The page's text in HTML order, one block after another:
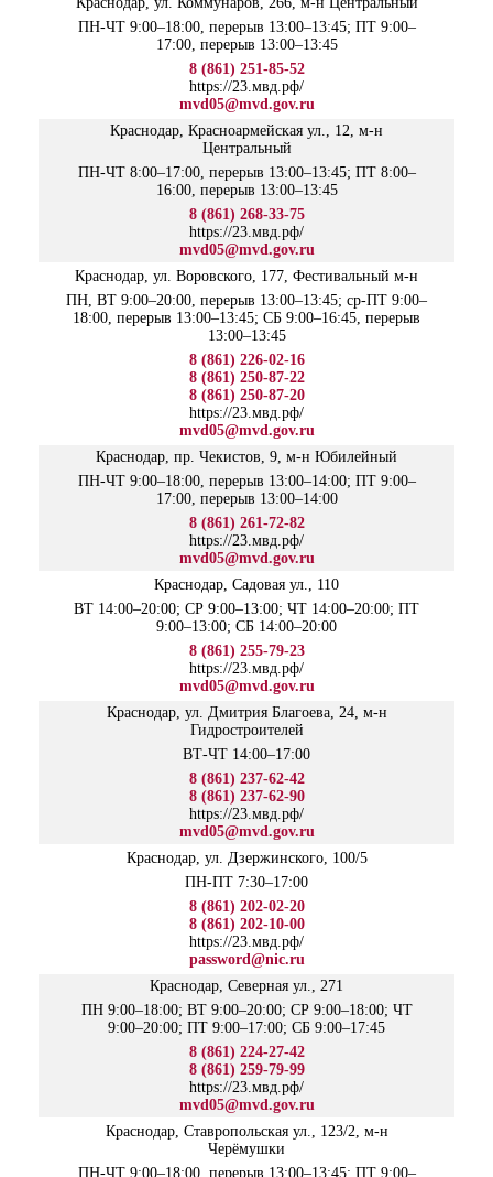
ПН-ЧТ 9:00–18:00, перерыв 13:00–13:45; ПТ 9:00–
17:00, перерыв 13:00–13:45
8 (861) 251-85-52
https://23.мвд.рф/
mvd05@mvd.gov.ru
Краснодар, Красноармейская ул., 12, м-н
Центральный
ПН-ЧТ 8:00–17:00, перерыв 13:00–13:45; ПТ 8:00–
16:00, перерыв 13:00–13:45
8 (861) 268-33-75
https://23.мвд.рф/
mvd05@mvd.gov.ru
Краснодар, ул. Воровского, 177, Фестивальный м-н
ПН, ВТ 9:00–20:00, перерыв 13:00–13:45; ср-ПТ 9:00–
18:00, перерыв 13:00–13:45; СБ 9:00–16:45, перерыв
13:00–13:45
8 (861) 226-02-16
8 (861) 250-87-22
8 (861) 250-87-20
https://23.мвд.рф/
mvd05@mvd.gov.ru
Краснодар, пр. Чекистов, 9, м-н Юбилейный
ПН-ЧТ 9:00–18:00, перерыв 13:00–14:00; ПТ 9:00–
17:00, перерыв 13:00–14:00
8 (861) 261-72-82
https://23.мвд.рф/
mvd05@mvd.gov.ru
Краснодар, Садовая ул., 110
ВТ 14:00–20:00; СР 9:00–13:00; ЧТ 14:00–20:00; ПТ
9:00–13:00; СБ 14:00–20:00
8 (861) 255-79-23
https://23.мвд.рф/
mvd05@mvd.gov.ru
Краснодар, ул. Дмитрия Благоева, 24, м-н
Гидростроителей
ВТ-ЧТ 14:00–17:00
8 (861) 237-62-42
8 (861) 237-62-90
https://23.мвд.рф/
mvd05@mvd.gov.ru
Краснодар, ул. Дзержинского, 100/5
ПН-ПТ 7:30–17:00
8 (861) 202-02-20
8 (861) 202-10-00
https://23.мвд.рф/
password@nic.ru
Краснодар, Северная ул., 271
ПН 9:00–18:00; ВТ 9:00–20:00; СР 9:00–18:00; ЧТ
9:00–20:00; ПТ 9:00–17:00; СБ 9:00–17:45
8 (861) 224-27-42
8 (861) 259-79-99
https://23.мвд.рф/
mvd05@mvd.gov.ru
Краснодар, Ставропольская ул., 123/2, м-н
Черёмушки
ПН-ЧТ 9:00–18:00, перерыв 13:00–13:45; ПТ 9:00–